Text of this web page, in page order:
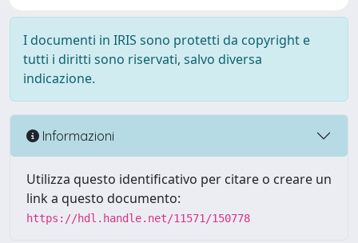
I documenti in IRIS sono protetti da copyright e
tutti i diritti sono riservati, salvo diversa
indicazione.
Informazioni
Utilizza questo identificativo per citare o creare un
link a questo documento:
https://hdl.handle.net/11571/150778